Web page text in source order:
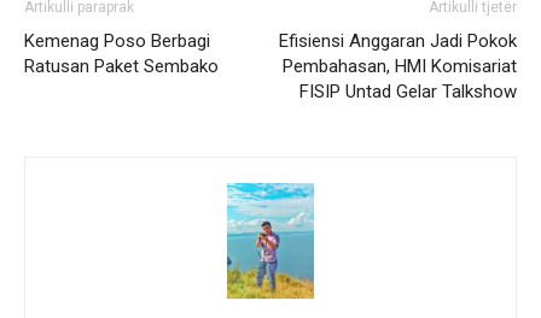
Artikulli paraprak
Kemenag Poso Berbagi
Ratusan Paket Sembako
Artikulli tjetër
Efisiensi Anggaran Jadi Pokok
Pembahasan, HMI Komisariat
FISIP Untad Gelar Talkshow